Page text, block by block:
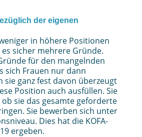
der eigenen
in höhere Positionen
sicher mehrere Gründe.
für den mangelnden
sich Frauen nur dann
sie ganz fest davon überzeugt
Position auch ausfüllen. Sie
sie das gesamte geforderte
Sie bewerben sich unter
Dies hat die KOFA-
ergeben.